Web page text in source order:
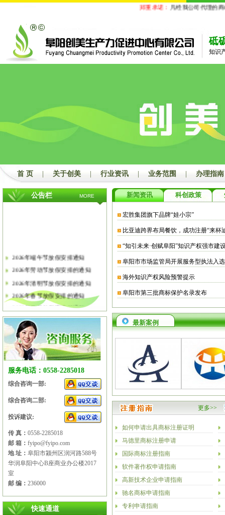
郑重承诺： 凡经我公司代理的商
砥
知识
首 页 关于创美 行业资讯 业务范围 办理指南
公告栏 MORE
2026年端午节放假安排通知
2026年劳动节放假安排的通知
2026年清明节放假安排的通知
2026年春节放假安排的通知
2026年元旦放假安排的通知
2025年国庆节、中秋节放假安排
2025年端午节放假安排的通知
2025年劳动节放假安排的通知
2025年清明节放假安排的通知
2025年春节放假安排的通知
服务电话：0558-2285018
综合咨询一部:
综合咨询二部:
投诉建议:
传 真： 0558-2285018
邮 箱： fyipo@fyipo.com
地 址： 阜阳市颍州区润河路588号
华润阜阳中心B座商业办公楼2017
室
邮 编： 236000
快速通道
新闻资讯 科创政策
宏胜集团旗下品牌“娃小宗”
比亚迪跨界布局餐饮，成功注册“来杯
“知引未来·创赋阜阳”知识产权强市建
阜阳市市场监管局开展服务型执法入
海外知识产权风险预警提示
阜阳市第三批商标保护名录发布
最新案例
更多>>
如何申请出具商标注册证明
马德里商标注册申请
国际商标注册指南
软件著作权申请指南
高新技术企业申请指南
驰名商标申请指南
专利申请指南